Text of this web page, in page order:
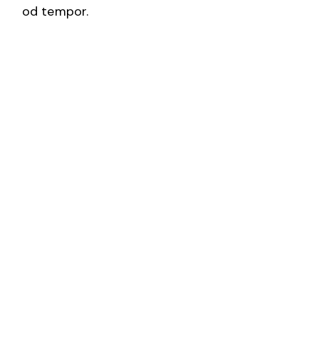
od tempor.